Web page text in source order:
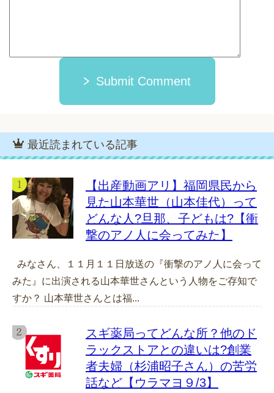
Submit Comment
最近読まれている記事
【出産動画アリ】福岡県民から
見た山本華世（山本佳代）って
どんな人?旦那、子どもは?【衝
撃のアノ人に会ってみた】
みなさん、１１月１１日放送の『衝撃のアノ人に会って
みた』に出演される山本華世さんという人物をご存知で
すか？ 山本華世さんとは福...
スギ薬局ってどんな所？他のド
ラックストアとの違いは?創業
者夫婦（杉浦昭子さん）の苦労
話など【ウラマヨ９/3】